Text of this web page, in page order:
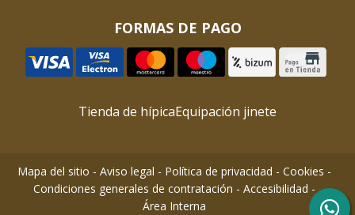
FORMAS DE PAGO
Tienda de hípicaEquipación jinete
Mapa del sitio - Aviso legal - Política de privacidad - Cookies -
Condiciones generales de contratación - Accesibilidad -
Área Interna